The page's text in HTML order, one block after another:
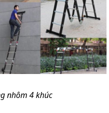
nhôm 4 khúc